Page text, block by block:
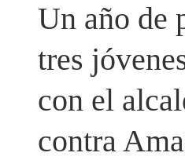
Un año de
tres
con el
contra